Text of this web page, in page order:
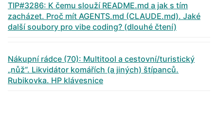
TIP#3286: K čemu slouží README.md a jak s tím
zacházet. Proč mít AGENTS.md (CLAUDE.md). Jaké
další soubory pro vibe coding? (dlouhé čtení)
Nákupní rádce (70): Multitool a cestovní/turistický
„nůž“. Likvidátor komářích (a jiných) štípanců.
Rubikovka. HP klávesnice